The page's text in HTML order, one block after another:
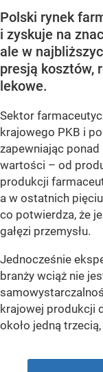
Polski rynek
i zyskuje na
ale w
presją kosztów,
lekowe.
Sektor
krajowego PKB i
zapewniając ponad
wartości – od
produkcji
a w ostatnich
co potwierdza, że
gałęzi przemysłu.
Jednocześnie
branży wciąż nie
krajowej produkcji
około jedną trzecią,